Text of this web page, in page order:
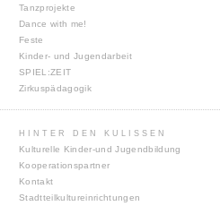
Tanzprojekte
Dance with me!
Feste
Kinder- und Jugendarbeit
SPIEL:ZEIT
Zirkuspädagogik
HINTER DEN KULISSEN
Kulturelle Kinder-und Jugendbildung
Kooperationspartner
Kontakt
Stadtteilkultureinrichtungen